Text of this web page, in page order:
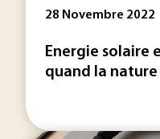
28 Novembre 2022
Energie solaire
quand la nature